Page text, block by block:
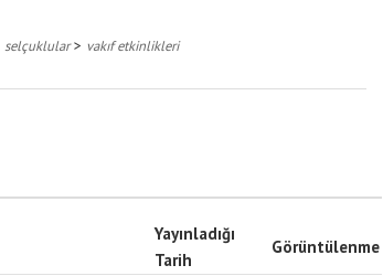
selçuklular> vakıf etkinlikleri
Yayınladığı
Tarih
Görüntülenme